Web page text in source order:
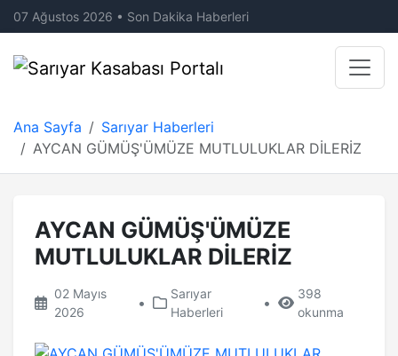
07 Ağustos 2026 • Son Dakika Haberleri
Ana Sayfa
Sarıyar Haberleri
AYCAN GÜMÜŞ'ÜMÜZE MUTLULUKLAR DİLERİZ
AYCAN GÜMÜŞ'ÜMÜZE
MUTLULUKLAR DİLERİZ
02 Mayıs
2026
•
Sarıyar
Haberleri
•
398
okunma